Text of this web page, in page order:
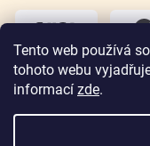
Tento web používá
tohoto webu
informací zde.